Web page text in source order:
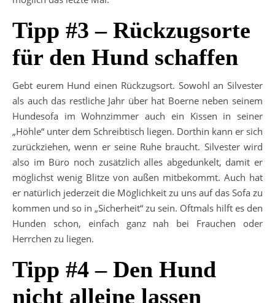
Tipp #3 – Rückzugsorte
für den Hund schaffen
Gebt eurem Hund einen Rückzugsort. Sowohl an Silvester
als auch das restliche Jahr über hat Boerne neben seinem
Hundesofa im Wohnzimmer auch ein Kissen in seiner
„Höhle“ unter dem Schreibtisch liegen. Dorthin kann er sich
zurückziehen, wenn er seine Ruhe braucht. Silvester wird
also im Büro noch zusätzlich alles abgedunkelt, damit er
möglichst wenig Blitze von außen mitbekommt. Auch hat
er natürlich jederzeit die Möglichkeit zu uns auf das Sofa zu
kommen und so in „Sicherheit“ zu sein. Oftmals hilft es den
Hunden schon, einfach ganz nah bei Frauchen oder
Herrchen zu liegen.
Tipp #4 – Den Hund
nicht alleine lassen